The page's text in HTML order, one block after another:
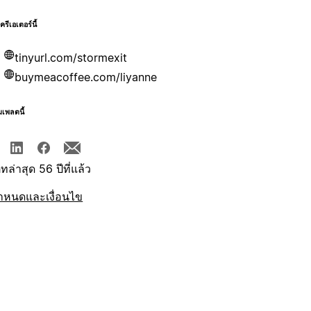
รีเอเตอร์นี้
tinyurl.com/stormexit
buymeacoffee.com/liyanne
เพลตนี้
ทล่าสุด 56 ปีที่แล้ว
นดและเงื่อนไข